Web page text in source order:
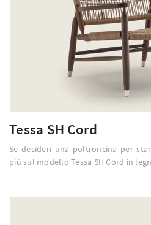
Tessa SH Cord
Se desideri una poltroncina per
più sul modello Tessa SH Cord in